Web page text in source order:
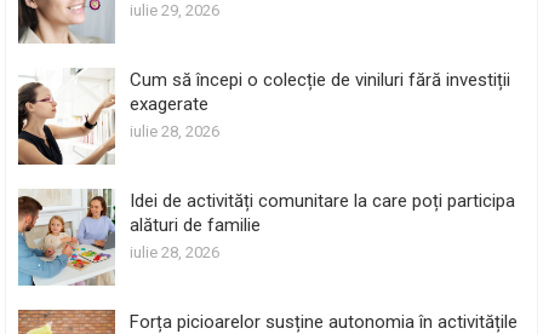
iulie 29, 2026
Cum să începi o colecție de viniluri fără investiții
exagerate
iulie 28, 2026
Idei de activități comunitare la care poți participa
alături de familie
iulie 28, 2026
Forța picioarelor susține autonomia în activitățile